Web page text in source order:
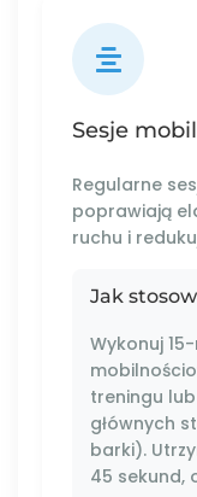
Sesje
Regularne
poprawiają
ruchu i
Jak
Wykonuj
treningu
głównych
barki).
45 sekund,